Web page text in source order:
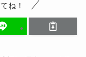
ね！